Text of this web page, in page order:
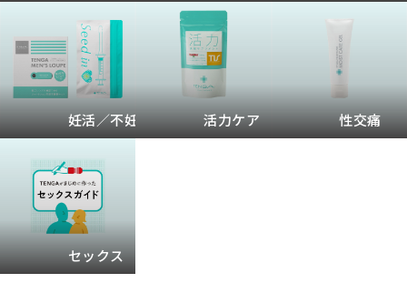
妊活／不妊 活力ケア 性交痛
セックス